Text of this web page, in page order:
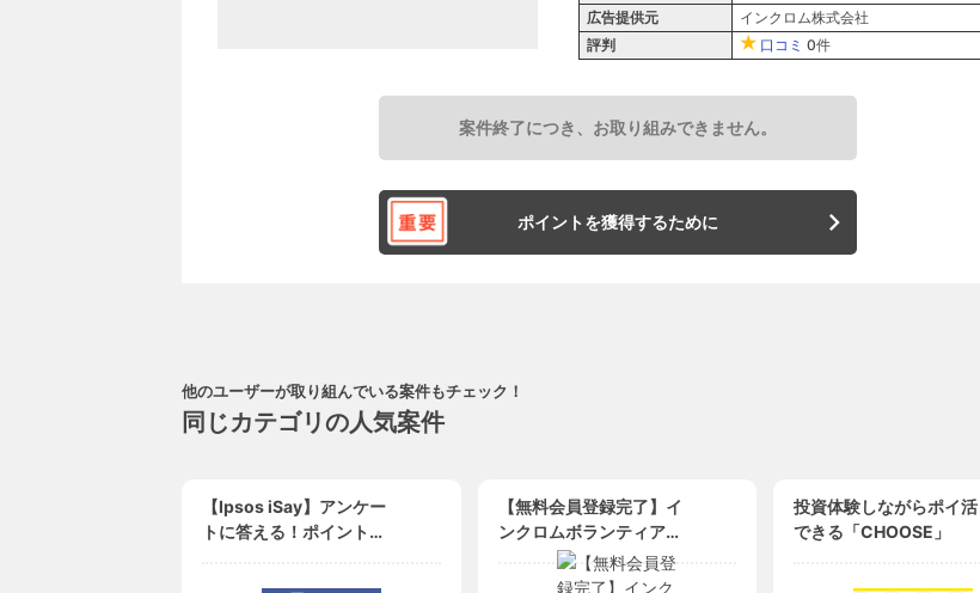
広告提供元
インクロム株式会社
評判
口コミ 0件
案件終了につき、お取り組みできません。
ポイントを獲得するために
他のユーザーが取り組んでいる案件もチェック！
同じカテゴリの人気案件
【Ipsos iSay】アンケー
トに答える！ポイントを
【無料会員登録完了】イ
ンクロムボランティアセ
ンター【ボランティアセ
ンター 無料会員登録】
投資体験しながらポイ活
できる「CHOOSE」